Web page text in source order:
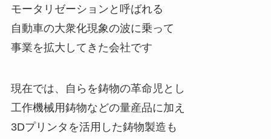
モータリゼーションと呼ばれる
自動車の大衆化現象の波に乗って
事業を拡大してきた会社です
現在では、自らを鋳物の革命児とし
工作機械用鋳物などの量産品に加え
3Dプリンタを活用した鋳物製造も